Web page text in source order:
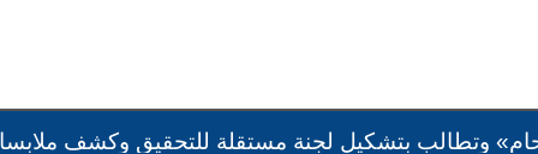
بتشكيل لجنة مستقلة للتحقيق وكشف ملابسات